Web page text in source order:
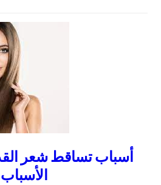
أسباب تساقط شعر